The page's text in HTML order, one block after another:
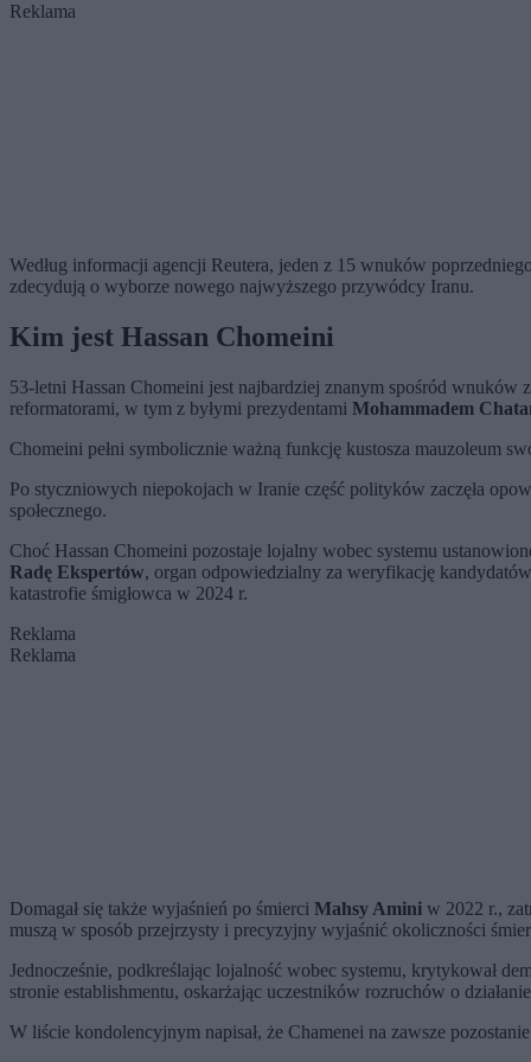
Reklama
Według informacji agencji Reutera, jeden z 15 wnuków
zdecydują o wyborze nowego najwyższego przywódcy Iranu.
Kim jest Hassan Chomeini
53-letni Hassan Chomeini jest najbardziej znanym spośród wnuków
reformatorami, w tym z byłymi prezydentami Mohammadem
Chomeini pełni symbolicznie ważną funkcję kustosza mauzoleum
Po styczniowych niepokojach w Iranie część polityków zaczęła
społecznego.
Choć Hassan Chomeini pozostaje lojalny wobec systemu
Radę Ekspertów, organ odpowiedzialny za weryfikację
katastrofie śmigłowca w 2024 r.
Reklama
Reklama
Domagał się także wyjaśnień po śmierci Mahsy Amini w 2022 r.,
muszą w sposób przejrzysty i precyzyjny wyjaśnić okoliczności
Jednocześnie, podkreślając lojalność wobec systemu, krytykował
stronie establishmentu, oskarżając uczestników rozruchów o
W liście kondolencyjnym napisał, że Chamenei na zawsze pozostanie